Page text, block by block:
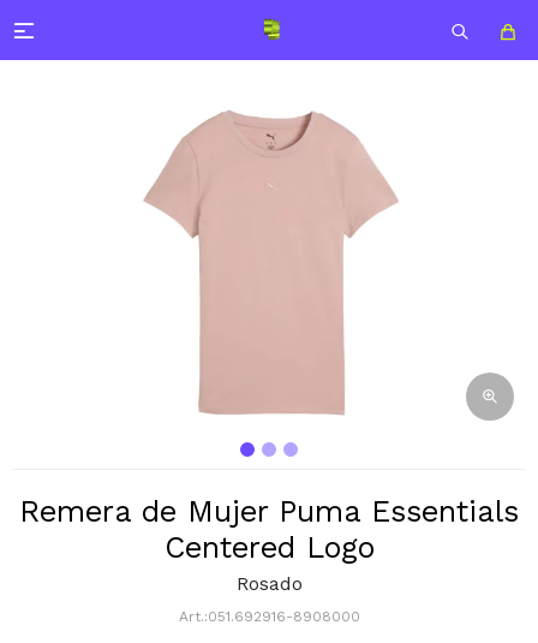

Remera de Mujer Puma Essentials
Centered Logo
Rosado
051.692916-8908000